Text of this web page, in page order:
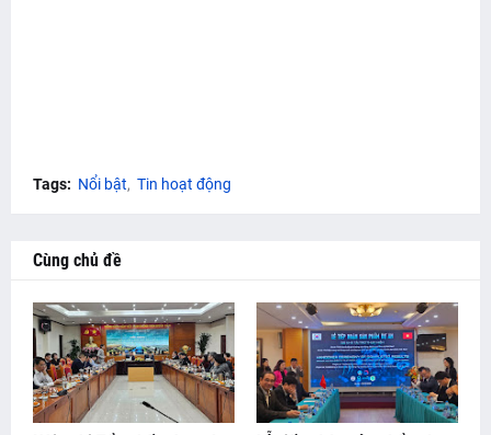
Tags: Nổi bật Tin hoạt động
Cùng chủ đề